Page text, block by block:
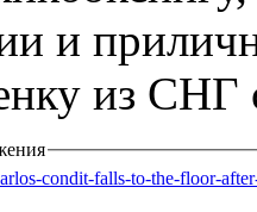
и
из СНГ
condit-falls-to-the-floor-